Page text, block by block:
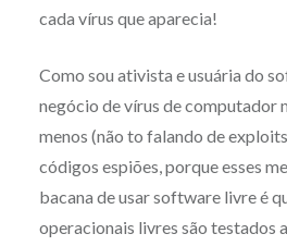
cada vírus que aparecia!
Como sou ativista e usuária do
negócio de vírus de computador
menos (não to falando de
códigos espiões, porque esses
bacana de usar software livre é
operacionais livres são testados